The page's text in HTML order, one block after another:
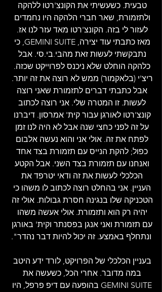
טבעית. כשעשיתי את הקונצ'רטו ללהקה
ולתזמורת, שאר חברי הלהקה היו נחמדים
לעזור לי בזה. הקונצ'רטו מאד עזר לנו אז.
מאז כתבתי עוד יצירה, GEMINI SUITE, כי
נתבקשתי לעשות זאת מהבי.בי.סי. אבל
כלהקה הוחלט שלא ניכנס לפרוייקט שכזה.
ריצ'י (בלאקמור) ממש לא רוצה את זה יותר.
אבל כתבתי דברים לתזמורת שאני רוצה
לעשות. זו המטרה שלי. אני רוצה לכתוב
קונצ'רטו לאורגן עבור קית' אמרסון. דיברנו
על זה לפני כחצי שנה אבל לא היה לנו זמן
לפתח את זה. אולי אני והוא נעשה אלבום
כפול; להקת הנייס עם תזמורת בצד אחד
ואנחנו עם תזמורת בצד השני. אבל הקטע
הכלכלי לעשות את זה ודאי יטרפד את
העניין. אני בהחלט רוצה לכתוב לו משהו כי
הטכניקה שלו בנגינה חסרת גבולות. אולי זה
יהיה רק הוא ותזמורת. אולי אעשה משהו
עם תזמורת ואני אנגן בפסנתר וקית' באורגן
ונתחלף באמצע. זה יכול להיות דבר נהדר".
בעניין הכלכלי של הפרויקט, לורד ידע היטב
במה מדובר. אחרי הכל, כשעשה את
GEMINI SUITE בהופעה עם דיפ פרפל, היו